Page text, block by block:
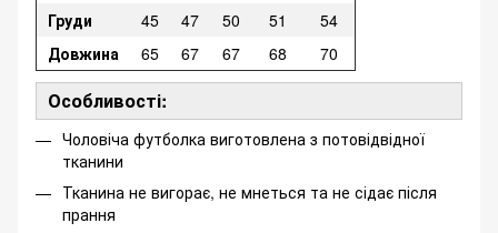
Груди
45 47 50 51
54
Довжина
65 67 67 68 70
Особливості:
Чоловіча футболка виготовлена з потовідвідної
тканини
Тканина не вигорає, не мнеться та не сідає після
прання